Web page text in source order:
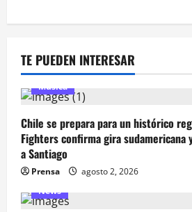
TE PUEDEN INTERESAR
Música
Chile se prepara para un histórico
Fighters confirma gira sudamericana
a Santiago
Prensa
agosto 2, 2026
News